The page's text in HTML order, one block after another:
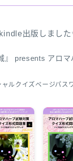
kindle出版しました
』 presents アロ
ャルクイズページパス